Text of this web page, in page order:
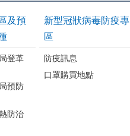
及預
登革
預防
防治
新型冠狀病毒防疫專
區
防疫訊息
口罩購買地點